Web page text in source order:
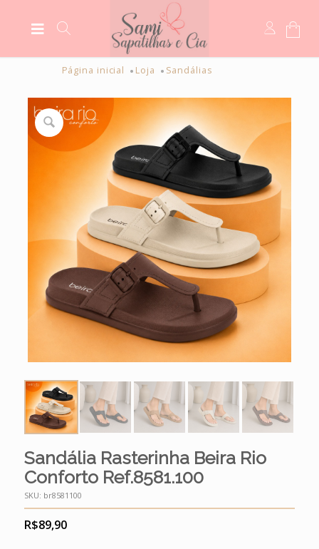
Página inicial Loja Sandálias
Sandália Rasterinha Beira Rio
Conforto Ref.8581.100
SKU: br8581100
R$89,90